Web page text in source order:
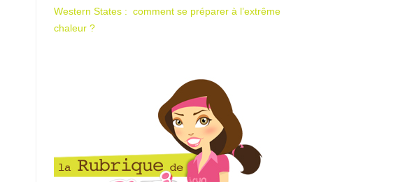
Western States : comment se préparer à l’extrême
chaleur ?